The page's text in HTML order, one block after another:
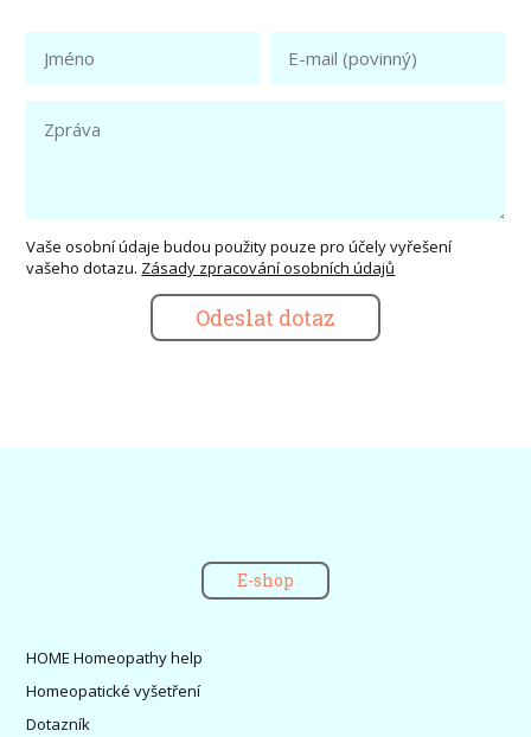
Vaše osobní údaje budou použity pouze pro účely vyřešení
vašeho dotazu. Zásady zpracování osobních údajů
Odeslat dotaz
E-shop
HOME Homeopathy help
Homeopatické vyšetření
Dotazník